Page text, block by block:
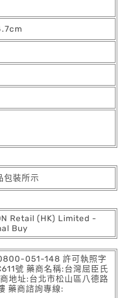
包裝所示
Retail (HK) Limited -
Buy
051-148 許可執照字
號 藥商名稱:台灣屈臣氏
地址:台北市松山區八德路
藥商諮詢專線: